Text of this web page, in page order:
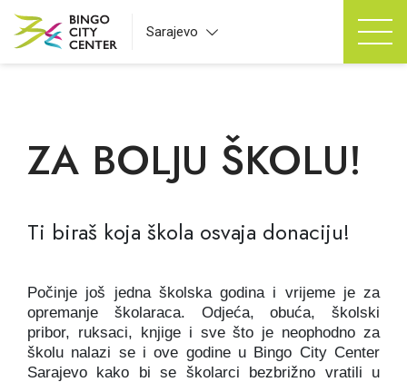
Sarajevo
ZA BOLJU ŠKOLU!
Ti biraš koja škola osvaja donaciju!
Počinje još jedna školska godina i vrijeme je za
opremanje školaraca. Odjeća, obuća, školski
pribor, ruksaci, knjige i sve što je neophodno za
školu nalazi se i ove godine u Bingo City Center
Sarajevo kako bi se školarci bezbrižno vratili u